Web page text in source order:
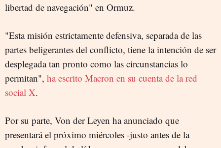
libertad de navegación" en Ormuz.
"Esta misión estrictamente defensiva, separada de las
partes beligerantes del conflicto, tiene la intención de ser
desplegada tan pronto como las circunstancias lo
permitan", ha escrito Macron en su cuenta de la red
social X.
Por su parte, Von der Leyen ha anunciado que
presentará el próximo miércoles -justo antes de la